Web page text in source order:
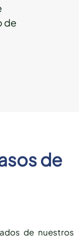
de
de
de nuestros